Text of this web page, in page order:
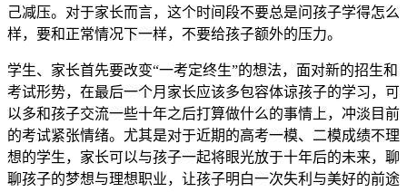
己减压。对于家长而言，这个时间段不要总是问孩子学得怎么
样，要和正常情况下一样，不要给孩子额外的压力。
学生、家长首先要改变“一考定终生”的想法，面对新的招生和
考试形势，在最后一个月家长应该多包容体谅孩子的学习，可
以多和孩子交流一些十年之后打算做什么的事情上，冲淡目前
的考试紧张情绪。尤其是对于近期的高考一模、二模成绩不理
想的学生，家长可以与孩子一起将眼光放于十年后的未来，聊
聊孩子的梦想与理想职业，让孩子明白一次失利与美好的前途